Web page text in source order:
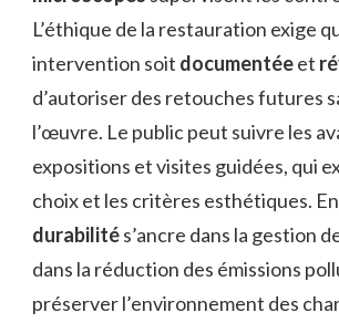
L’éthique de la restauration exige
intervention soit documentéeet
d’autoriser des retouches futures
l’œuvre. Le public peut suivre les
expositions et visites guidées, qui
choix et les critères esthétiques.
durabilités’ancre dans la gestion
dans la réduction des émissions
préserver l’environnement des